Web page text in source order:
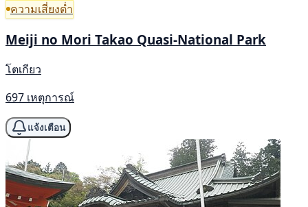
ความเสี่ยงต่ำ
Meiji no Mori Takao Quasi-National Park
โตเกียว
697 เหตุการณ์
แจ้งเตือน